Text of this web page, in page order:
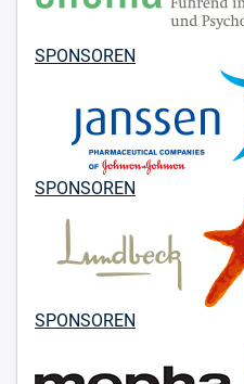
SPONSOREN
SPONSOREN
SPONSOREN